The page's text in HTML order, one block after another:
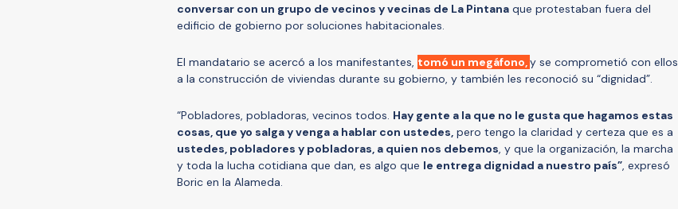
conversar con un grupo de vecinos y vecinas de La Pintana que protestaban fuera del
edificio de gobierno por soluciones habitacionales.
El mandatario se acercó a los manifestantes, tomó un megáfono,y se comprometió con ellos
a la construcción de viviendas durante su gobierno, y también les reconoció su “dignidad”.
“Pobladores, pobladoras, vecinos todos. Hay gente a la que no le gusta que hagamos estas
cosas, que yo salga y venga a hablar con ustedes, pero tengo la claridad y certeza que es a
ustedes, pobladores y pobladoras, a quien nos debemos, y que la organización, la marcha
y toda la lucha cotidiana que dan, es algo que le entrega dignidad a nuestro país”, expresó
Boric en la Alameda.